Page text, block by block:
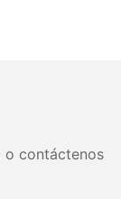
o contáctenos